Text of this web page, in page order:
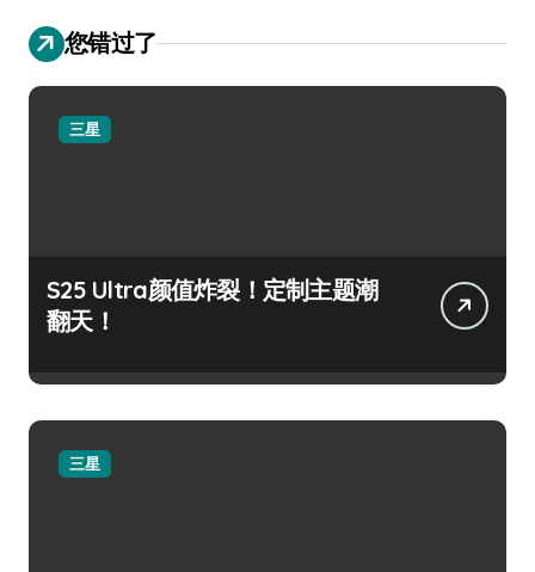
您错过了
三星
S25 Ultra颜值炸裂！定制主题潮
翻天！
三星